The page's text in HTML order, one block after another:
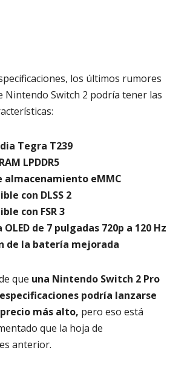
los últimos rumores
Nintendo Switch 2 podría tener las
Tegra T239
LPDDR5
almacenamiento eMMC
con DLSS 2
con FSR 3
de 7 pulgadas 720p a 120 Hz
de la batería mejorada
que una Nintendo Switch 2 Pro
podría lanzarse
más alto, pero eso está
que la hoja de
anterior.